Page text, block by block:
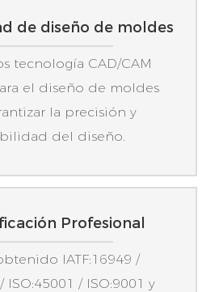
de diseño de moldes
tecnología CAD/CAM
el diseño de moldes
la precisión y
del diseño.
Profesional
IATF:16949 /
ISO:45001 / ISO:9001 y